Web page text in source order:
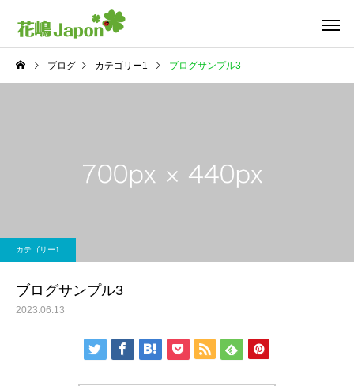
ブログ カテゴリー1 ブログサンプル3
カテゴリー1
ブログサンプル3
2023.06.13